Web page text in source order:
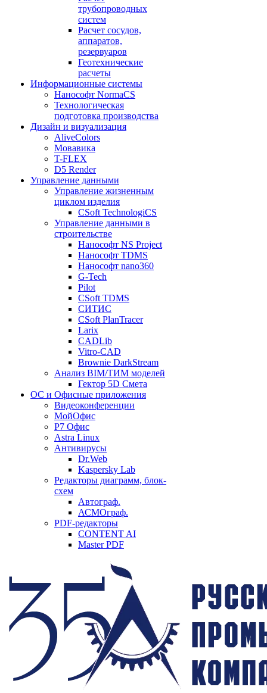
трубопроводных
систем
Расчет сосудов,
аппаратов,
резервуаров
Геотехнические
расчеты
Информационные системы
Нанософт NormaCS
Технологическая
подготовка производства
Дизайн и визуализация
AliveColors
Мовавика
T-FLEX
D5 Render
Управление данными
Управление жизненным
циклом изделия
CSoft TechnologiCS
Управление данными в
строительстве
Нанософт NS Project
Нанософт TDMS
Нанософт nano360
G-Tech
Pilot
CSoft TDMS
СИТИС
CSoft PlanTracer
Larix
CADLib
Vitro-CAD
Brownie DarkStream
Анализ BIM/ТИМ моделей
Гектор 5D Смета
ОС и Офисные приложения
Видеоконференции
МойОфис
P7 Офис
Astra Linux
Антивирусы
Dr.Web
Kaspersky Lab
Редакторы диаграмм, блок-
схем
Автограф.
АСМОграф.
PDF-редакторы
CONTENT AI
Master PDF